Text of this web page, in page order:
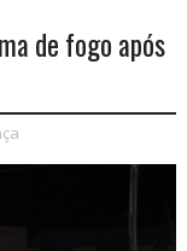
de fogo após